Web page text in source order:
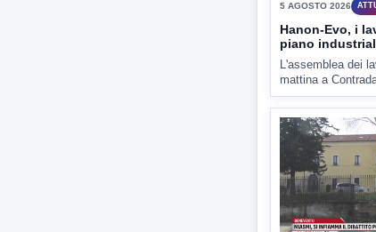
5 AGOSTO 2026
Hanon-Evo, i
piano